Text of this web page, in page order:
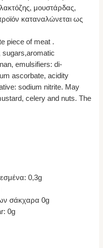
μουστάρδας,
καταναλώνεται ως
piece of meat .
sugars,aromatic
emulsifiers: di-
ascorbate, acidity
sodium nitrite. May
celery and nuts. The
0,3g
σάκχαρα 0g
0g